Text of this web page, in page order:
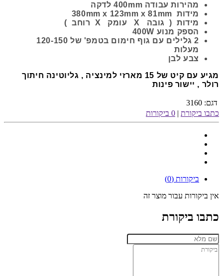
מהירות עבודה 400mm לדקה
מידות 380mm x 123mm x 81mm
מידות ( גובה X עומק X רוחב )
הספק מנוע 400W
2 גלילים עם גוף חימום בטמפ' של 120-150
מעלות
צבע לבן
מגיע עם קיט של 15 מארזי למינציה , גליוטינה חיתוך
רולר , יישור פינות
דגם: 3160
כתבו ביקורת | 0 ביקורות
ביקורות (0)
אין ביקורות עבור מוצר זה
כתבו ביקורת